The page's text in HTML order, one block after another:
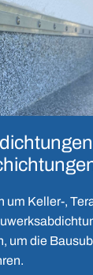
um Keller-,
um die